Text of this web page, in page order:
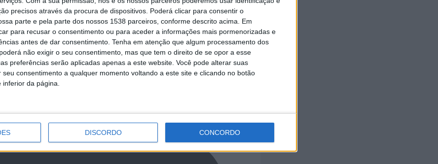
precisos através da procura de dispositivos. Poderá clicar para consentir o
parte e pela parte dos nossos 1538 parceiros, conforme descrito acima. Em
para recusar o consentimento ou para aceder a informações mais pormenorizadas e
antes de dar consentimento. Tenha em atenção que algum processamento dos
não exigir o seu consentimento, mas que tem o direito de se opor a esse
preferências serão aplicadas apenas a este website. Você pode alterar suas
seu consentimento a qualquer momento voltando a este site e clicando no botão
da página.
DISCORDO CONCORDO
do concelho
povoense renova Selo de Mérito